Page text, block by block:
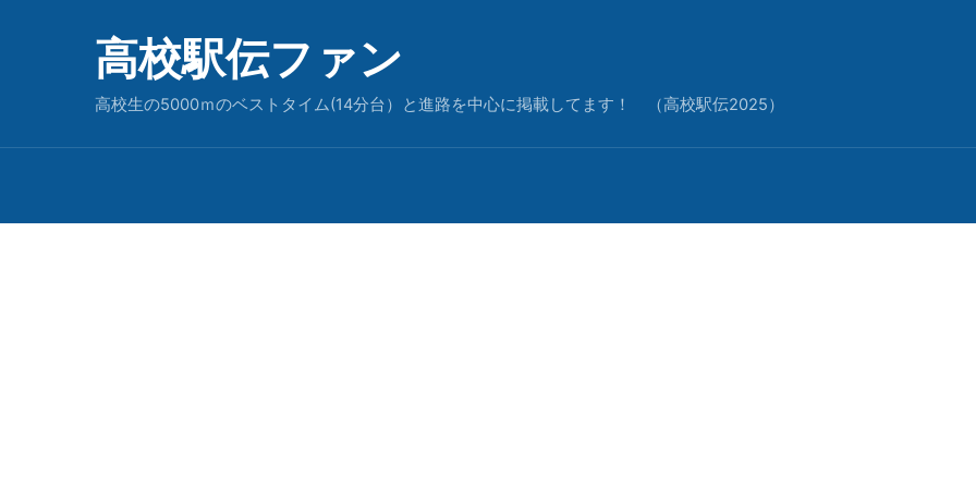
高校駅伝ファン
高校生の5000ｍのベストタイム(14分台）と進路を中心に掲載してます！ （高校駅伝2025）